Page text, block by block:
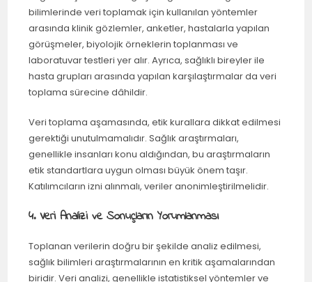
bilimlerinde veri toplamak için kullanılan yöntemler
arasında klinik gözlemler, anketler, hastalarla yapılan
görüşmeler, biyolojik örneklerin toplanması ve
laboratuvar testleri yer alır. Ayrıca, sağlıklı bireyler ile
hasta grupları arasında yapılan karşılaştırmalar da veri
toplama sürecine dâhildir.
Veri toplama aşamasında, etik kurallara dikkat edilmesi
gerektiği unutulmamalıdır. Sağlık araştırmaları,
genellikle insanları konu aldığından, bu araştırmaların
etik standartlara uygun olması büyük önem taşır.
Katılımcıların izni alınmalı, veriler anonimleştirilmelidir.
4. Veri Analizi ve Sonuçların Yorumlanması
Toplanan verilerin doğru bir şekilde analiz edilmesi,
sağlık bilimleri araştırmalarının en kritik aşamalarından
biridir. Veri analizi, genellikle istatistiksel yöntemler ve